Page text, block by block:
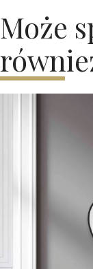
Może